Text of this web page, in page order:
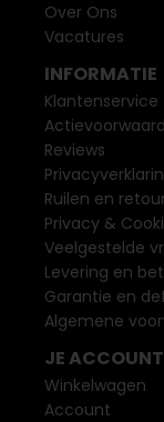
Over Ons
Vacatures
INFORMATIE
Klantenservice
Reviews
Ruilen en
Privacy &
Veelgestelde
Levering en
Garantie en
Algemene
JE ACCOUNT
Winkelwagen
Account